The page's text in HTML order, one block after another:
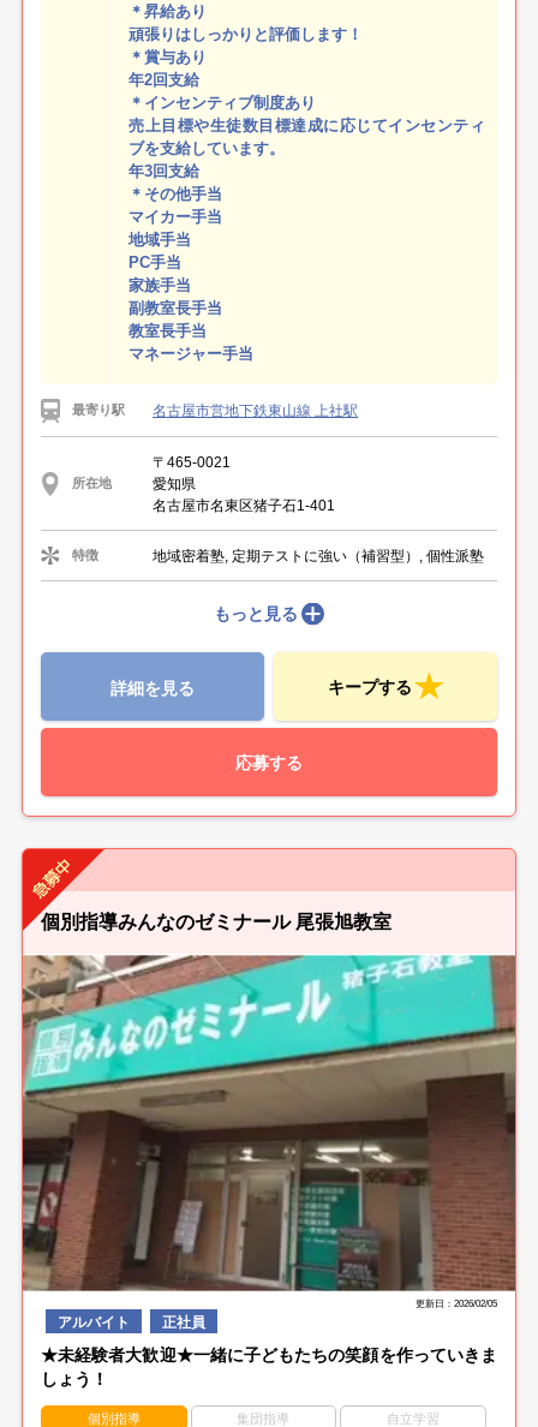
＊昇給あり
頑張りはしっかりと評価します！
＊賞与あり
年2回支給
＊インセンティブ制度あり
売上目標や生徒数目標達成に応じてインセンティ
ブを支給しています。
年3回支給
＊その他手当
マイカー手当
地域手当
PC手当
家族手当
副教室長手当
教室長手当
マネージャー手当
最寄り駅 名古屋市営地下鉄東山線 上社駅
所在地
〒465-0021
愛知県
名古屋市名東区猪子石1-401
特徴 地域密着塾, 定期テストに強い（補習型）, 個性派塾
もっと見る
詳細を見る キープする
応募する
個別指導みんなのゼミナール 尾張旭教室
更新日：2026/02/05
アルバイト 正社員
★未経験者大歓迎★一緒に子どもたちの笑顔を作っていきま
しょう！
個別指導 集団指導 自立学習